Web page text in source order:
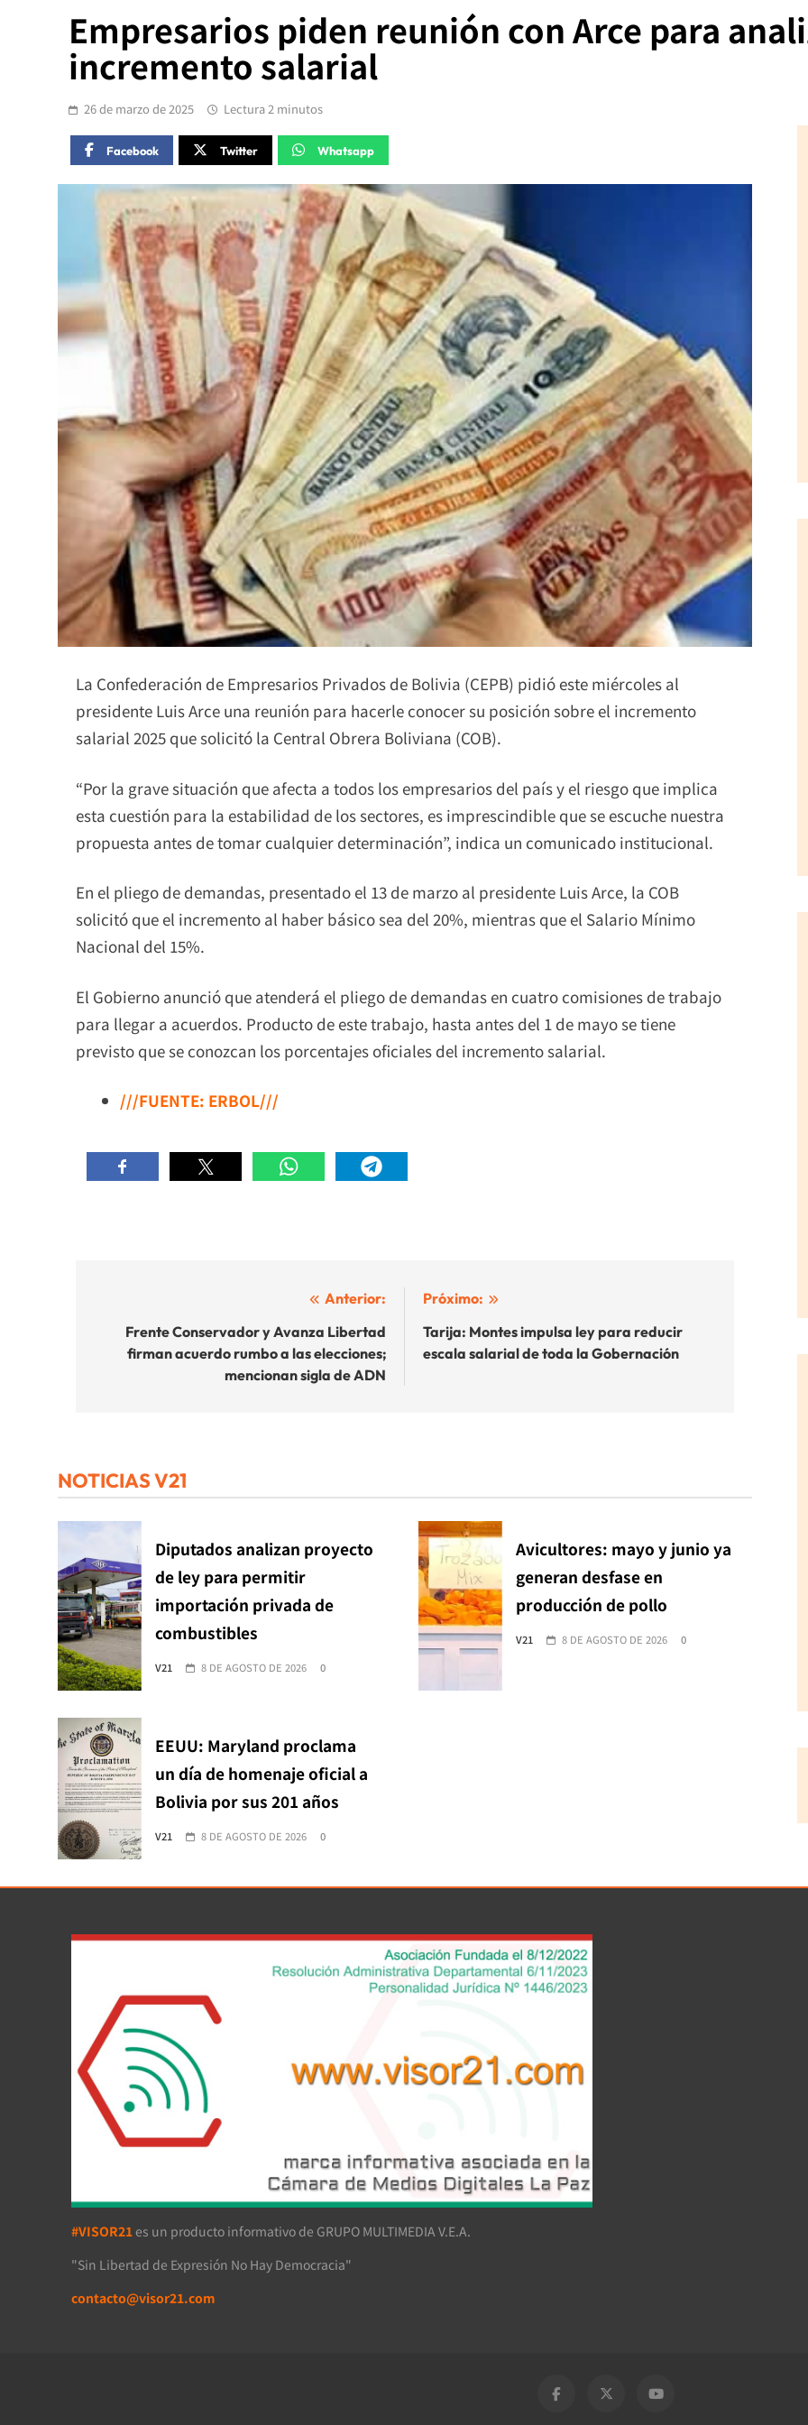
Empresarios piden reunión con Arce para
incremento salarial
26 de marzo de 2025 Lectura 2 minutos
Facebook Twitter Whatsapp
La Confederación de Empresarios Privados de Bolivia (CEPB) pidió este miércoles al
presidente Luis Arce una reunión para hacerle conocer su posición sobre el incremento
salarial 2025 que solicitó la Central Obrera Boliviana (COB).
“Por la grave situación que afecta a todos los empresarios del país y el riesgo que implica
esta cuestión para la estabilidad de los sectores, es imprescindible que se escuche nuestra
propuesta antes de tomar cualquier determinación”, indica un comunicado institucional.
En el pliego de demandas, presentado el 13 de marzo al presidente Luis Arce, la COB
solicitó que el incremento al haber básico sea del 20%, mientras que el Salario Mínimo
Nacional del 15%.
El Gobierno anunció que atenderá el pliego de demandas en cuatro comisiones de trabajo
para llegar a acuerdos. Producto de este trabajo, hasta antes del 1 de mayo se tiene
previsto que se conozcan los porcentajes oficiales del incremento salarial.
///FUENTE: ERBOL///
entradas
Anterior:
Frente Conservador y Avanza Libertad
firman acuerdo rumbo a las elecciones;
mencionan sigla de ADN
Próximo:
Tarija: Montes impulsa ley para reducir
escala salarial de toda la Gobernación
NOTICIAS V21
Diputados analizan proyecto
de ley para permitir
importación privada de
combustibles
V21 8 DE AGOSTO DE 2026 0
Avicultores: mayo y junio ya
generan desfase en
producción de pollo
V21 8 DE AGOSTO DE 2026 0
EEUU: Maryland proclama
un día de homenaje oficial a
Bolivia por sus 201 años
V21 8 DE AGOSTO DE 2026 0
#VISOR21 es un producto informativo de GRUPO MULTIMEDIA V.E.A.
"Sin Libertad de Expresión No Hay Democracia"
contacto@visor21.com